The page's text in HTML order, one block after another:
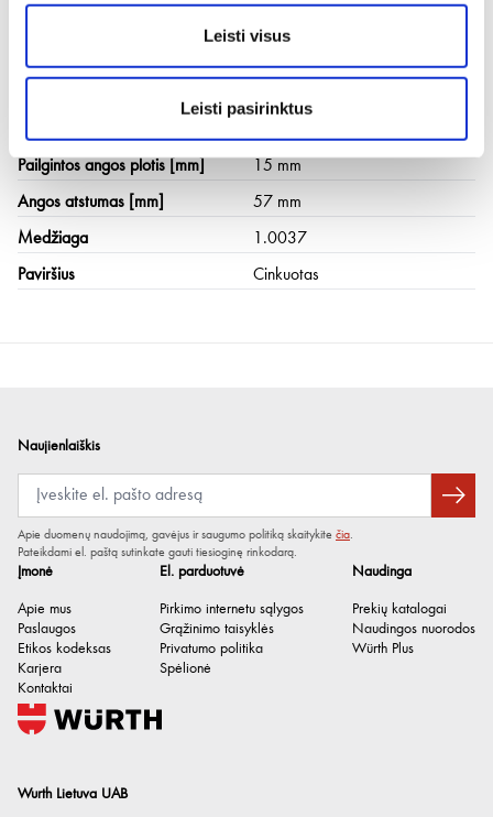
Leisti visus
Leisti pasirinktus
Techninė informacija
Tinka montavimo bėgeliui
41 x 41 mm, 41 x 22 mm, 41 x
Pailgintos angos plotis [mm] 15 mm
Angos atstumas [mm] 57 mm
Medžiaga 1.0037
Paviršius Cinkuotas
Wurth Lietuva UAB
Įmonė
Apie mus
Paslaugos
Etikos kodeksas
Karjera
Kontaktai
El. parduotuvė
Pirkimo internetu sąlygos
Grąžinimo taisyklės
Privatumo politika
Spėlionė
Naudinga
Prekių katalogai
Naudingos nuorodos
Würth Plus
Naujienlaiškis
Apie duomenų naudojimą, gavėjus ir saugumo politiką skaitykite čia.
Pateikdami el. paštą sutinkate gauti tiesioginę rinkodarą.